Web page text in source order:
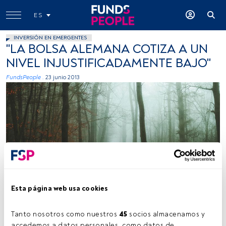
Esta página web usa cookies
Tanto nosotros como nuestros 45 socios almacenamos y
ES
INVERSIÓN EN EMERGENTES
"LA BOLSA ALEMANA COTIZA A UN
NIVEL INJUSTIFICADAMENTE BAJO"
FundsPeople . 23 junio 2013